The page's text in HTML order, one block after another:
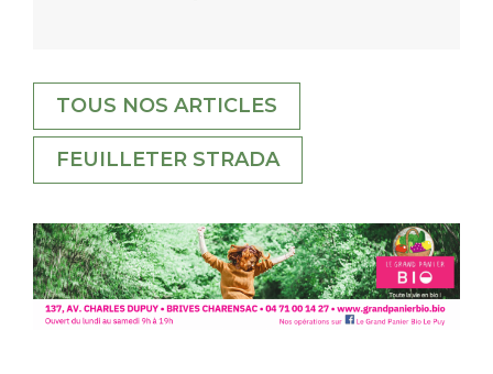
TOUS NOS ARTICLES
FEUILLETER STRADA